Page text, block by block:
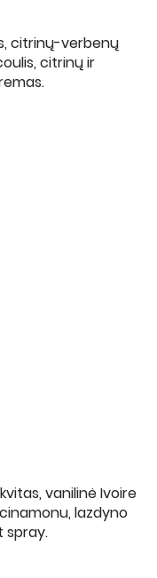
citrinų-verbenų
citrinų ir
vanilinė Ivoire
lazdyno
spray.